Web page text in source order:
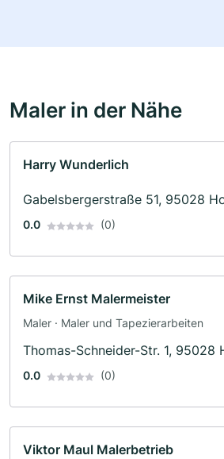
Maler in der Nähe
Harry Wunderlich
Gabelsbergerstraße 51, 95028
0.0 (0)
Mike Ernst Malermeister
Maler · Maler und Tapezierarbeiten
Thomas-Schneider-Str. 1, 95028
0.0 (0)
Viktor Maul Malerbetrieb